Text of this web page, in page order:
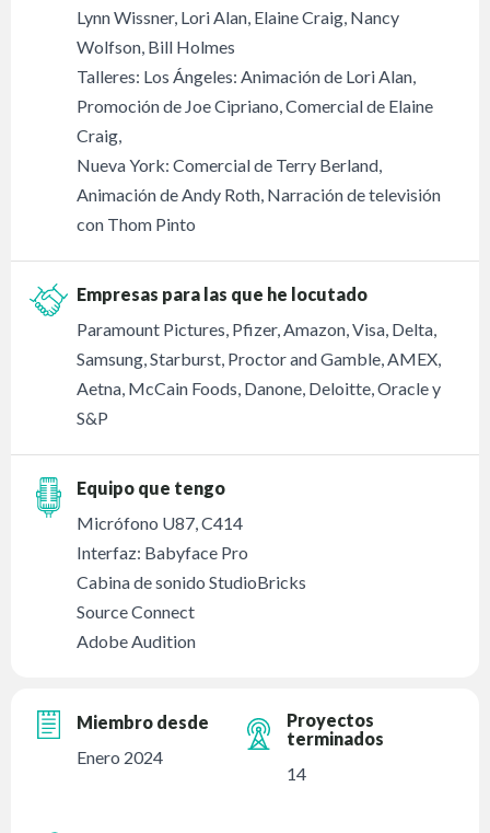
Lynn Wissner, Lori Alan, Elaine Craig, Nancy
Wolfson, Bill Holmes
Talleres: Los Ángeles: Animación de Lori Alan,
Promoción de Joe Cipriano, Comercial de Elaine
Craig,
Nueva York: Comercial de Terry Berland,
Animación de Andy Roth, Narración de televisión
con Thom Pinto
Empresas para las que he locutado
Paramount Pictures, Pfizer, Amazon, Visa, Delta,
Samsung, Starburst, Proctor and Gamble, AMEX,
Aetna, McCain Foods, Danone, Deloitte, Oracle y
S&P
Equipo que tengo
Micrófono U87, C414
Interfaz: Babyface Pro
Cabina de sonido StudioBricks
Source Connect
Adobe Audition
Miembro desde
Enero 2024
Proyectos
terminados
14